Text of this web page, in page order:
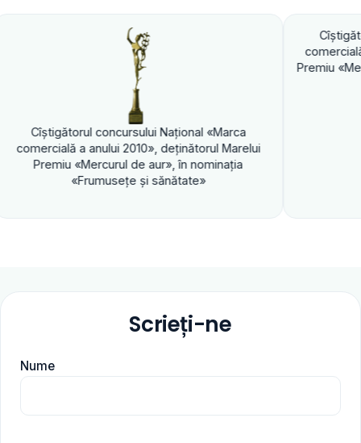
concursului Naţional «Marca
anului 2010», deţinătorul Marelui
de aur», în nominaţia
şi sănătate»
Cîştigătorul
comercială a anului
Premiu «Mercurul de
Scrieți-ne
Nume